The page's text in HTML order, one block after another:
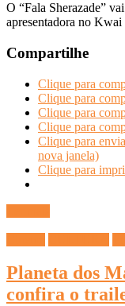
O “Fala Sherazade”
apresentadora no
Compartilhe
Clique para
Clique para
Clique para
Clique para
Clique para
nova janela)
Clique para
Planeta dos
confira o